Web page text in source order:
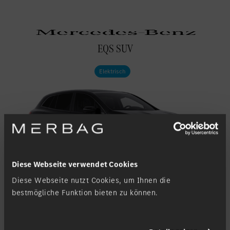
Diese Webseite verwendet Cookies
Diese Webseite nutzt Cookies, um Ihnen die
bestmögliche Funktion bieten zu können.
EQS SUV
Elektrisch